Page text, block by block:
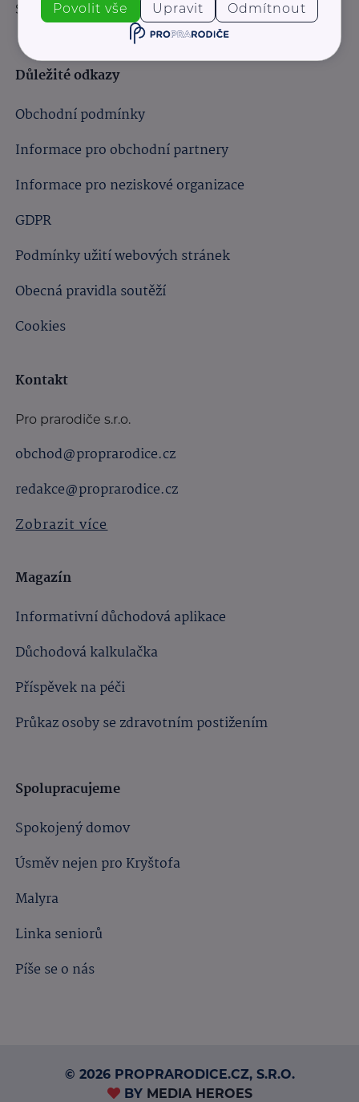
Sledujte nás:
Důležité odkazy
Obchodní podmínky
Informace pro obchodní partnery
Informace pro neziskové organizace
GDPR
Podmínky užití webových stránek
Obecná pravidla soutěží
Cookies
Kontakt
Pro prarodiče s.r.o.
obchod@proprarodice.cz
redakce@proprarodice.cz
Zobrazit více
Magazín
Informativní důchodová aplikace
Důchodová kalkulačka
Příspěvek na péči
Průkaz osoby se zdravotním postižením
Spolupracujeme
Spokojený domov
Úsměv nejen pro Kryštofa
Malyra
Linka seniorů
Píše se o nás
© 2026 PROPRARODICE.CZ, S.R.O.
BY MEDIA HEROES
Povolit vše Upravit Odmítnout